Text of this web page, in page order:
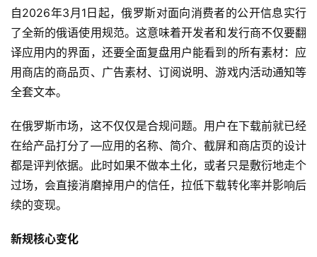
自2026年3月1日起，俄罗斯对面向消费者的公开信息实行
了全新的俄语使用规范。这意味着开发者和发行商不仅要翻
译应用内的界面，还要全面复盘用户能看到的所有素材：应
用商店的商品页、广告素材、订阅说明、游戏内活动通知等
全套文本。
在俄罗斯市场，这不仅仅是合规问题。用户在下载前就已经
在给产品打分了—应用的名称、简介、截屏和商店页的设计
都是评判依据。此时如果不做本土化，或者只是敷衍地走个
过场，会直接消磨掉用户的信任，拉低下载转化率并影响后
续的变现。
新规核心变化